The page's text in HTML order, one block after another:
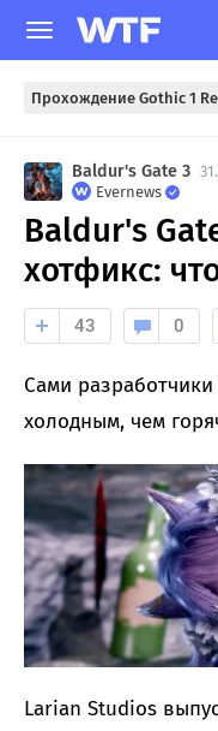
Прохождение Gothic 1
Baldur's Gate 3
Evernews
Baldur's
хотфикс:
43 0
Сами
холодным, чем
Larian Studios